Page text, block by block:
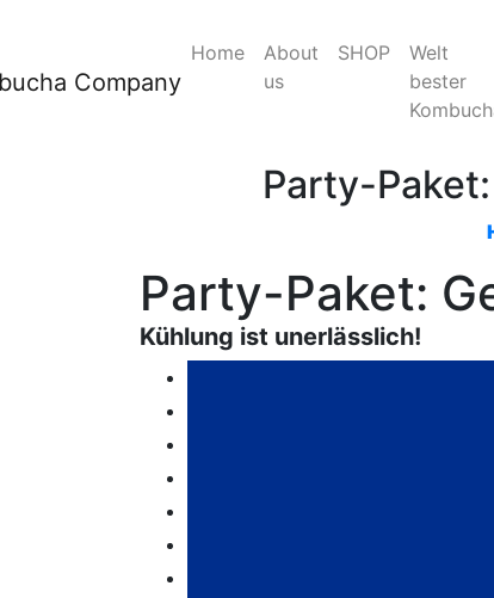
Home
About
us
SHOP
Welt
bester
Party-
Party-Paket:
Kühlung ist unerlässlich!